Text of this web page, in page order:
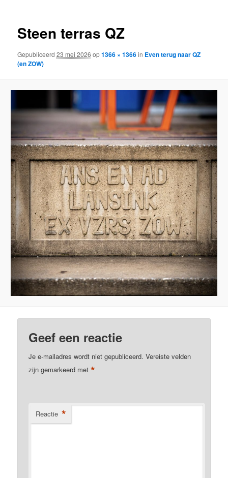
Steen terras QZ
Gepubliceerd23 mei 2026 op1366 × 1366in Even terug naar QZ
(en ZOW)
Geef een reactie
Je e-mailadres wordt niet gepubliceerd. Vereiste velden
zijn gemarkeerd met*
Reactie *